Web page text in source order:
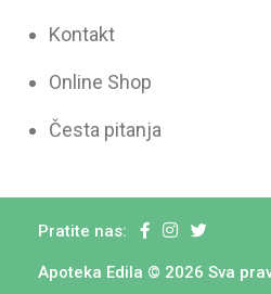
Kontakt
Online Shop
Česta pitanja
Pratite nas:
Apoteka Edila © 2026 Sva